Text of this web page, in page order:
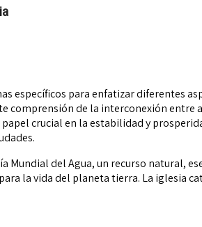
específicos para enfatizar diferentes
comprensión de la interconexión
crucial en la estabilidad y
Mundial del Agua, un recurso natural,
la vida del planeta tierra. La iglesia